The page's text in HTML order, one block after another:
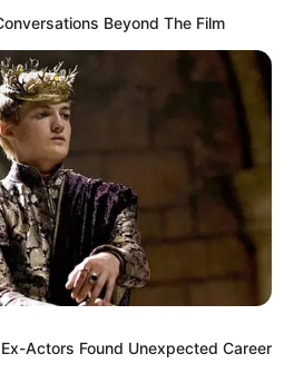
Beyond The Film
Actors Found Unexpected Career